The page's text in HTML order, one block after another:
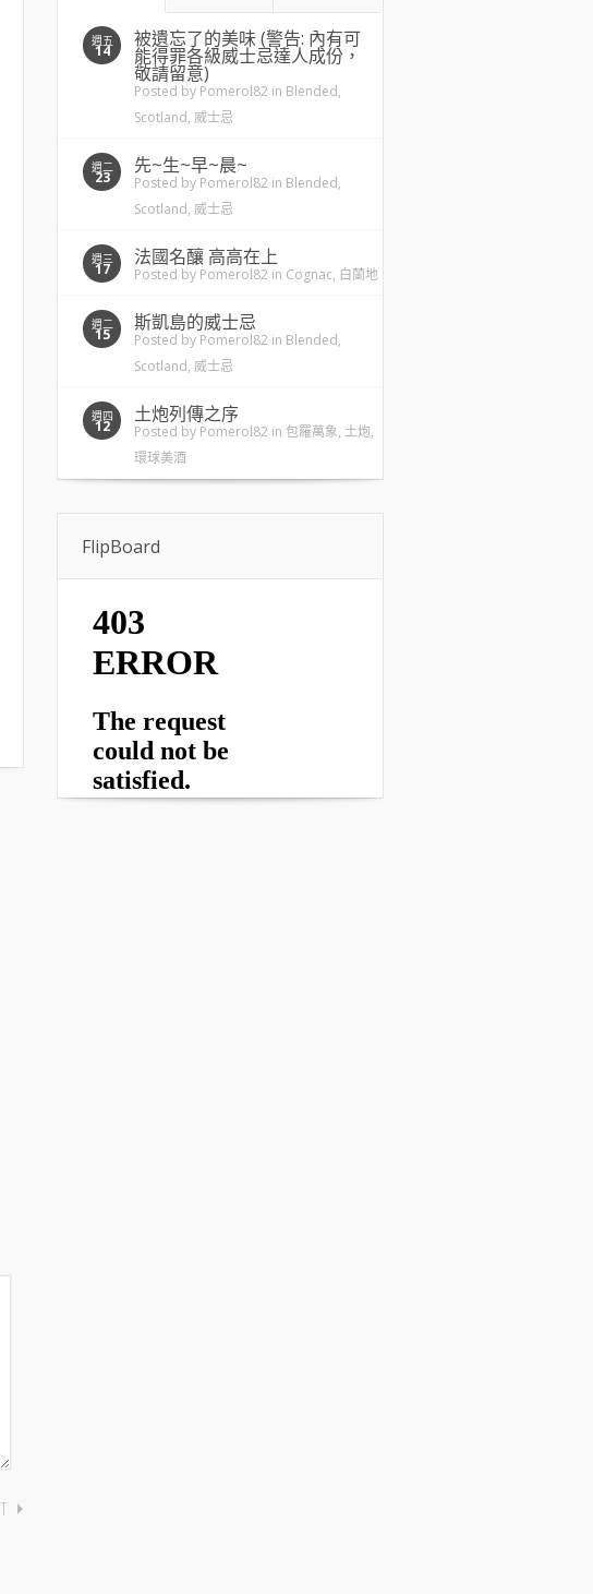
週五
14
被遺忘了的美味 (警告: 內有可
能得罪各級威士忌達人成份，
敬請留意)
Posted by Pomerol82 in Blended,
Scotland, 威士忌
週二
23
先~生~早~晨~
Posted by Pomerol82 in Blended,
Scotland, 威士忌
週三
17
法國名釀 高高在上
Posted by Pomerol82 in Cognac, 白蘭地
週二
15
斯凱島的威士忌
Posted by Pomerol82 in Blended,
Scotland, 威士忌
週四
12
土炮列傳之序
Posted by Pomerol82 in 包羅萬象, 土炮,
環球美酒
FlipBoard